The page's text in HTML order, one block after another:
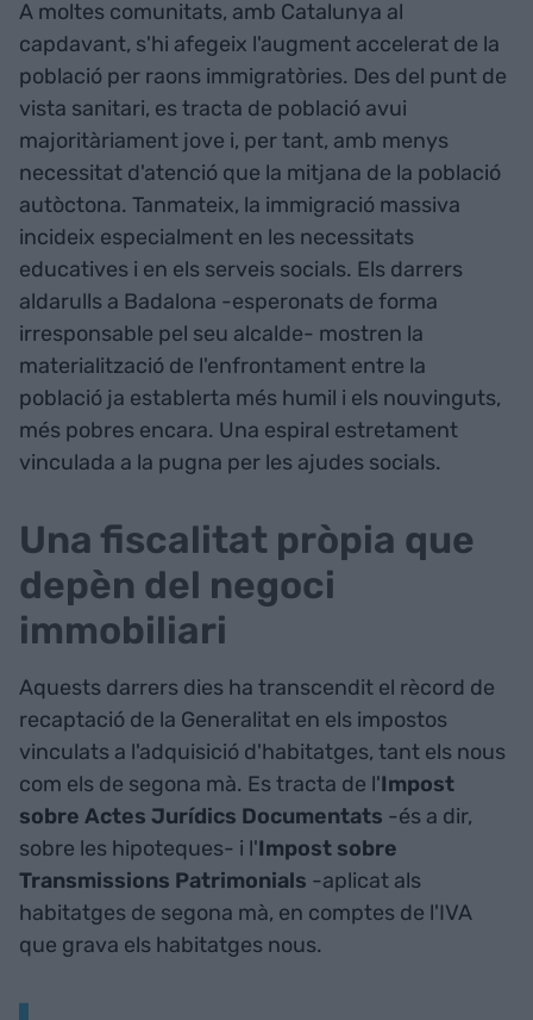
A moltes comunitats, amb Catalunya al
capdavant, s'hi afegeix l'augment accelerat de la
població per raons immigratòries. Des del punt de
vista sanitari, es tracta de població avui
majoritàriament jove i, per tant, amb menys
necessitat d'atenció que la mitjana de la població
autòctona. Tanmateix, la immigració massiva
incideix especialment en les necessitats
educatives i en els serveis socials. Els darrers
aldarulls a Badalona -esperonats de forma
irresponsable pel seu alcalde- mostren la
materialització de l'enfrontament entre la
població ja establerta més humil i els nouvinguts,
més pobres encara. Una espiral estretament
vinculada a la pugna per les ajudes socials.
Una fiscalitat pròpia que
depèn del negoci
immobiliari
Aquests darrers dies ha transcendit el rècord de
recaptació de la Generalitat en els impostos
vinculats a l'adquisició d'habitatges, tant els nous
com els de segona mà. Es tracta de l'Impost
sobre Actes Jurídics Documentats -és a dir,
sobre les hipoteques- i l'Impost sobre
Transmissions Patrimonials -aplicat als
habitatges de segona mà, en comptes de l'IVA
que grava els habitatges nous.